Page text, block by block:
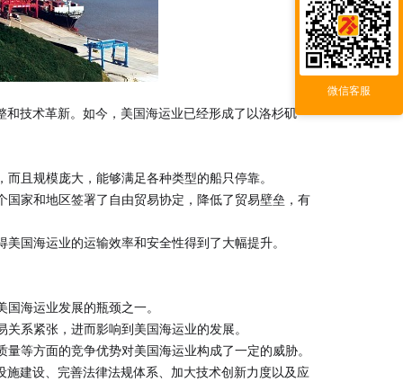
技术革新。如今，美国海运业已经形成了以洛杉矶
且规模庞大，能够满足各种类型的船只停靠。
家和地区签署了自由贸易协定，降低了贸易壁垒，有
国海运业的运输效率和安全性得到了大幅提升。
海运业发展的瓶颈之一。
系紧张，进而影响到美国海运业的发展。
等方面的竞争优势对美国海运业构成了一定的威胁。
建设、完善法律法规体系、加大技术创新力度以及应
微信客服